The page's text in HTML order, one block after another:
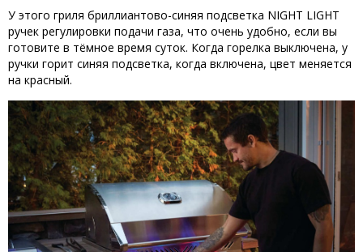
У этого гриля бриллиантово-синяя подсветка NIGHT LIGHT
ручек регулировки подачи газа, что очень удобно, если вы
готовите в тёмное время суток. Когда горелка выключена, у
ручки горит синяя подсветка, когда включена, цвет меняется
на красный.